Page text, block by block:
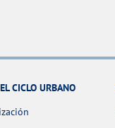
CICLO URBANO